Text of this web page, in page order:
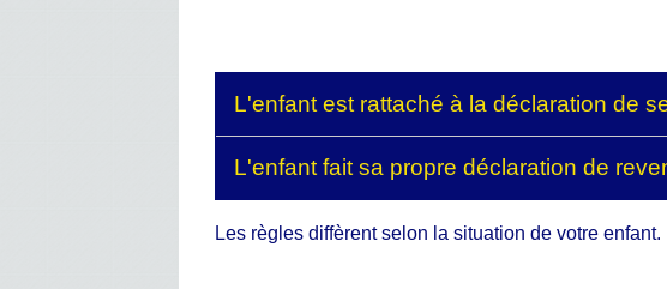
L'enfant est rattaché à la déclaration de
L'enfant fait sa propre déclaration de
Les règles diffèrent selon la situation de votre enfant.